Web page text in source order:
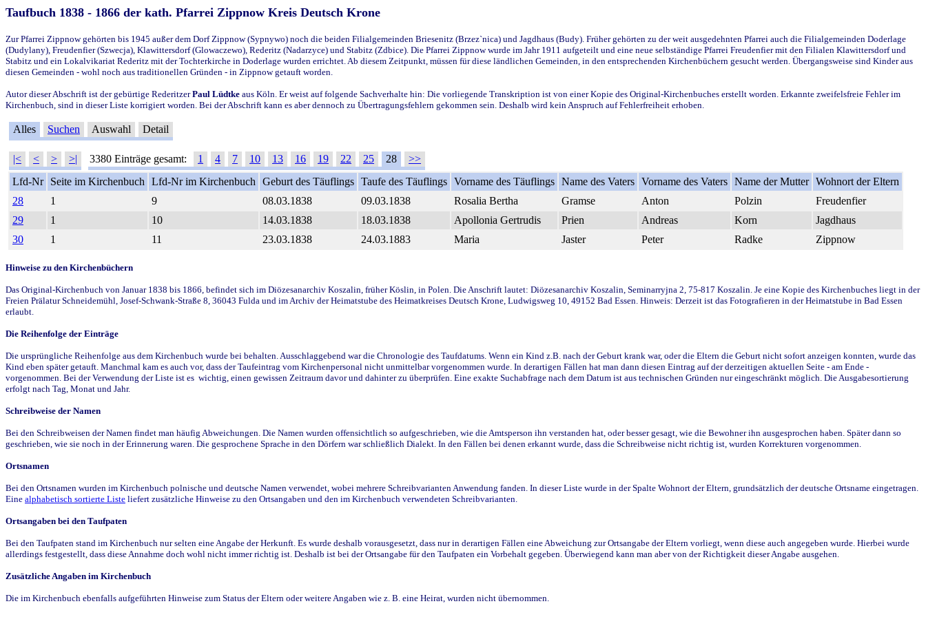
Taufbuch 1838 - 1866 der kath. Pfarrei Zippnow Kreis Deutsch Krone
Zur Pfarrei Zippnow gehörten bis 1945 außer dem Dorf Zippnow (Sypnywo) noch die beiden Filialgemeinden Briesenitz (Brzez`nica) und Jagdhaus (Budy). Früher gehörten zu der weit ausgedehnten Pfarrei auch die Filialgemeinden Doderlage
(Dudylany), Freudenfier (Szwecja), Klawittersdorf (Glowaczewo), Rederitz (Nadarzyce) und Stabitz (Zdbice). Die Pfarrei Zippnow wurde im Jahr 1911 aufgeteilt und eine neue selbständige Pfarrei Freudenfier mit den Filialen Klawittersdorf und
Stabitz und ein Lokalvikariat Rederitz mit der Tochterkirche in Doderlage wurden errichtet. Ab diesem Zeitpunkt, müssen für diese ländlichen Gemeinden, in den entsprechenden Kirchenbüchern gesucht werden. Übergangsweise sind Kinder aus
diesen Gemeinden - wohl noch aus traditionellen Gründen - in Zippnow getauft worden.
Autor dieser Abschrift ist der gebürtige RederitzerPaul Lüdtke aus Köln. Er weist auf folgende Sachverhalte hin: Die vorliegende Transkription ist von einer Kopie des Original-Kirchenbuches erstellt worden. Erkannte zweifelsfreie Fehler im
Kirchenbuch, sind in dieser Liste korrigiert worden. Bei der Abschrift kann es aber dennoch zu Übertragungsfehlern gekommen sein. Deshalb wird kein Anspruch auf Fehlerfreiheit erhoben.
Alles Suchen Auswahl Detail
|< < > >| 3380 Einträge gesamt: 1 4 7 10 13 16 19 22 25 28
>>
Lfd-Nr
Seite im Kirchenbuch Lfd-Nr im Kirchenbuch Geburt des Täuflings Taufe des Täuflings Vorname des Täuflings Name des Vaters Vorname des Vaters Name der Mutter Wohnort der Eltern
28
1 9 08.03.1838 09.03.1838 Rosalia Bertha Gramse Anton Polzin
Freudenfier
29
1 10 14.03.1838 18.03.1838 Apollonia Gertrudis Prien Andreas Korn
Jagdhaus
30
1 11 23.03.1838 24.03.1883 Maria Jaster Peter Radke Zippnow
Hinweise zu den Kirchenbüchern
Das Original-Kirchenbuch von Januar 1838 bis 1866, befindet sich im Diözesanarchiv Koszalin, früher Köslin, in Polen. Die Anschrift lautet: Diözesanarchiv Koszalin, Seminarryjna 2, 75-817 Koszalin. Je eine Kopie des Kirchenbuches liegt in der
Freien Prälatur Schneidemühl, Josef-Schwank-Straße 8, 36043 Fulda und im Archiv der Heimatstube des Heimatkreises Deutsch Krone, Ludwigsweg 10, 49152 Bad Essen. Hinweis: Derzeit ist das Fotografieren in der Heimatstube in Bad Essen
erlaubt.
Die Reihenfolge der Einträge
Die ursprüngliche Reihenfolge aus dem Kirchenbuch wurde bei behalten. Ausschlaggebend war die Chronologie des Taufdatums. Wenn ein Kind z.B. nach der Geburt krank war, oder die Eltern die Geburt nicht sofort anzeigen konnten, wurde das
Kind eben später getauft. Manchmal kam es auch vor, dass der Taufeintrag vom Kirchenpersonal nicht unmittelbar vorgenommen wurde. In derartigen Fällen hat man dann diesen Eintrag auf der derzeitigen aktuellen Seite - am Ende -
vorgenommen. Bei der Verwendung der Liste ist es wichtig, einen gewissen Zeitraum davor und dahinter zu überprüfen. Eine exakte Suchabfrage nach dem Datum ist aus technischen Gründen nur eingeschränkt möglich. Die Ausgabesortierung
erfolgt nach Tag, Monat und Jahr.
Schreibweise der Namen
Bei den Schreibweisen der Namen findet man häufig Abweichungen. Die Namen wurden offensichtlich so aufgeschrieben, wie die Amtsperson ihn verstanden hat, oder besser gesagt, wie die Bewohner ihn ausgesprochen haben. Später dann so
geschrieben, wie sie noch in der Erinnerung waren. Die gesprochene Sprache in den Dörfern war schließlich Dialekt. In den Fällen bei denen erkannt wurde, dass die Schreibweise nicht richtig ist, wurden Korrekturen vorgenommen.
Ortsnamen
Bei den Ortsnamen wurden im Kirchenbuch polnische und deutsche Namen verwendet, wobei mehrere Schreibvarianten Anwendung fanden. In dieser Liste wurde in der Spalte Wohnort der Eltern, grundsätzlich der deutsche Ortsname eingetragen.
Eine alphabetisch sortierte Liste liefert zusätzliche Hinweise zu den Ortsangaben und den im Kirchenbuch verwendeten Schreibvarianten.
Ortsangaben bei den Taufpaten
Bei den Taufpaten stand im Kirchenbuch nur selten eine Angabe der Herkunft. Es wurde deshalb vorausgesetzt, dass nur in derartigen Fällen eine Abweichung zur Ortsangabe der Eltern vorliegt, wenn diese auch angegeben wurde. Hierbei wurde
allerdings festgestellt, dass diese Annahme doch wohl nicht immer richtig ist. Deshalb ist bei der Ortsangabe für den Taufpaten ein Vorbehalt gegeben. Überwiegend kann man aber von der Richtigkeit dieser Angabe ausgehen.
Zusätzliche Angaben im Kirchenbuch
Die im Kirchenbuch ebenfalls aufgeführten Hinweise zum Status der Eltern oder weitere Angaben wie z. B. eine Heirat, wurden nicht übernommen.